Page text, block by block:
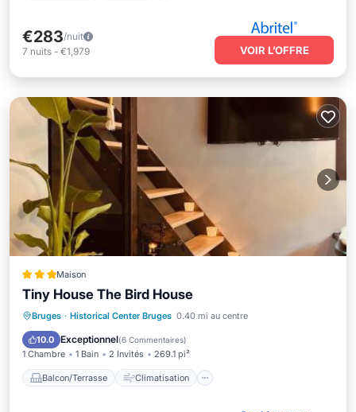
€283/nuit
7 nuits - €1,979 VOIR L’OFFRE
Maison
Tiny House The Bird House
Bruges · Historical Center Bruges 0.40 mi au centre
10.0 Exceptionnel(6 Commentaires)
1 Chambre 1 Bain 2 Invités 269.1 pi²
Balcon/Terrasse Climatisation
Balcon/Terrasse
Climatisation
Internet
Adapté aux enfants